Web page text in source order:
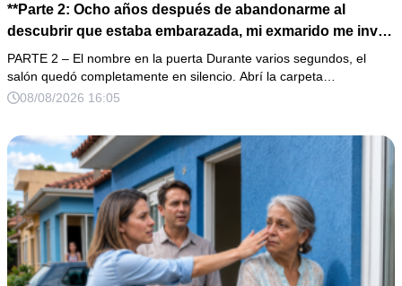
**Parte 2: Ocho años después de abandonarme al
descubrir que estaba embarazada, mi exmarido me invitó
a la cena de Navidad convencido de que podría burlarse
de la mujer a la que creía una fracasada y sin hijos. Lo
que jamás imaginó fue que esa noche sería él quien
PARTE 2 – El nombre en la puerta Durante varios segundos, el
salón quedó completamente en silencio. Abrí la carpeta…
08/08/2026 16:05